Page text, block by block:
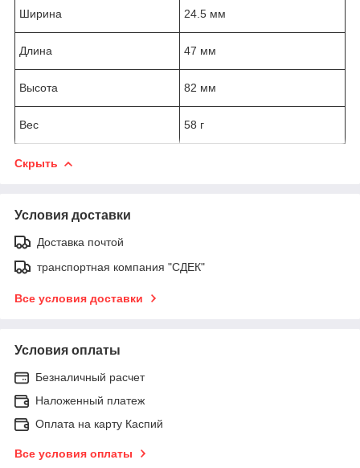
Ширина 24.5 мм
Длина 47 мм
Высота 82 мм
Вес 58 г
Скрыть
Условия доставки
Доставка почтой
транспортная компания "СДЕК"
Все условия доставки
Условия оплаты
Безналичный расчет
Наложенный платеж
Оплата на карту Каспий
Все условия оплаты